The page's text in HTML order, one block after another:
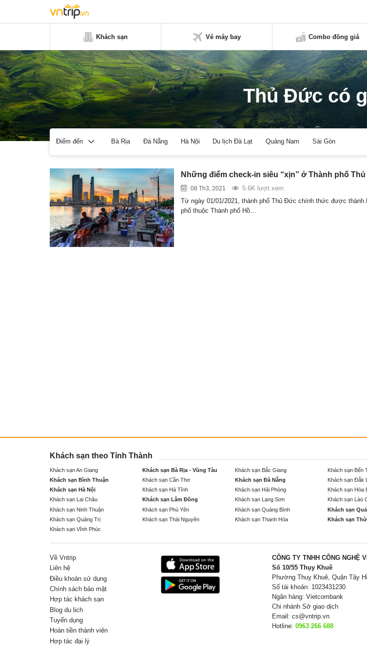
Khách sạn Vé máy bay Combo đồng giá
Thủ Đức có
Điểm đến Bà Rịa Đà Nẵng Hà Nội Du lịch Đà Lạt Quảng Nam Sài Gòn
Những điểm check-in siêu “xịn” ở Thành phố
08 Th3, 2021
5.6K lượt xem
Từ ngày 01/01/2021, thành phố Thủ Đức chính thức được thành
phố thuộc Thành phố Hồ…
Khách sạn theo Tỉnh Thành
Khách sạn An Giang Khách sạn Bà Rịa - Vũng Tàu Khách sạn Bắc Giang Khách sạn Bến
Khách sạn Bình Thuận
Khách sạn Cần Thơ Khách sạn Đà Nẵng Khách sạn Đắk
Khách sạn Hà Nội
Khách sạn Hà Tĩnh Khách sạn Hải Phòng Khách sạn Hòa
Khách sạn Lai Châu
Khách sạn Lâm Đồng Khách sạn Lạng Sơn Khách sạn Lào
Khách sạn Ninh Thuận
Khách sạn Phú Yên Khách sạn Quảng Bình Khách sạn
Khách sạn Quảng Trị
Khách sạn Thái Nguyên Khách sạn Thanh Hóa Khách sạn
Khách sạn Vĩnh Phúc
Về Vntrip
Liên hệ
Điều khoản sử dụng
Chính sách bảo mật
Hợp tác khách sạn
Blog du lịch
Tuyển dụng
Hoàn tiền thành viên
Hợp tác đại lý
CÔNG TY TNHH CÔNG NGHỆ
Số 10/55 Thụy Khuê
Phường Thuỵ Khuê, Quận Tây
Số tài khoản: 1023431230
Ngân hàng: Vietcombank
Chi nhánh Sở giao dịch
Email: cs@vntrip.vn
Hotline: 0963 266 688